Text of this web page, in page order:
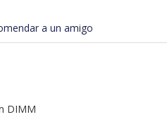
a un amigo
DIMM